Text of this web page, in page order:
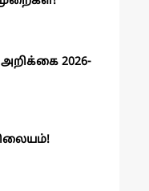
2026-